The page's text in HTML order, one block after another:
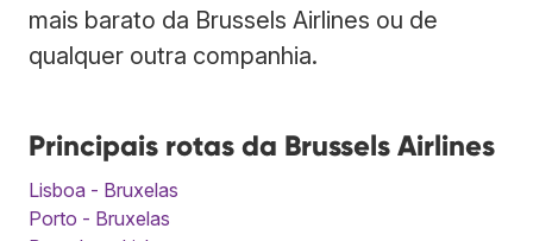
mais barato da Brussels Airlines ou de
qualquer outra companhia.
Principais rotas da Brussels Airlines
Lisboa - Bruxelas
Porto - Bruxelas